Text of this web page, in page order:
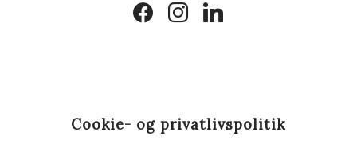
facebookinstagramlinkedin
Cookie- og privatlivspolitik